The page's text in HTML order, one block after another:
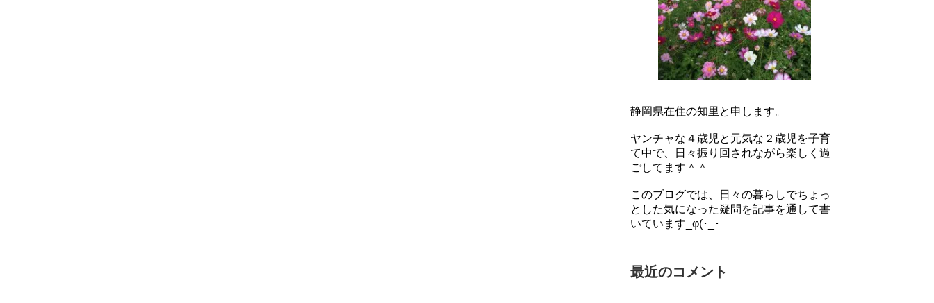
静岡県在住の知里と申します。
ヤンチャな４歳児と元気な２歳児を子育
て中で、日々振り回されながら楽しく過
ごしてます＾＾
このブログでは、日々の暮らしでちょっ
とした気になった疑問を記事を通して書
いています_φ(･_･
最近のコメント